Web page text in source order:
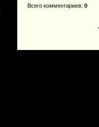
Всего комментариев: 0